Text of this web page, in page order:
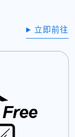
立即前往